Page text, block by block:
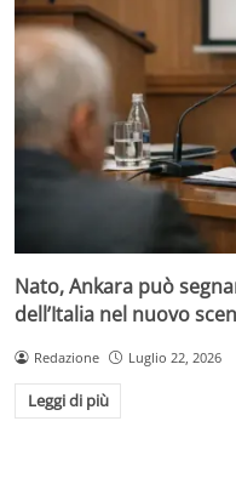
Nato, Ankara può
dell’Italia nel nuovo
Redazione Luglio 22, 2026
Leggi di più